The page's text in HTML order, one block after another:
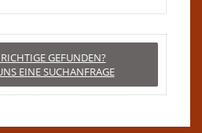
GEFUNDEN?
EINE SUCHANFRAGE